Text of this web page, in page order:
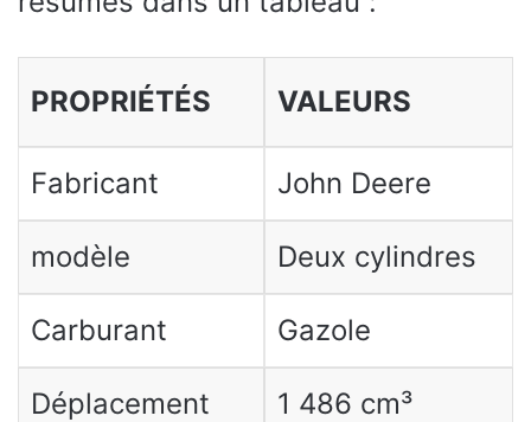
PROPRIÉTÉS VALEURS
Fabricant John Deere
modèle Deux cylindres
Carburant Gazole
Déplacement 1 486 cm³